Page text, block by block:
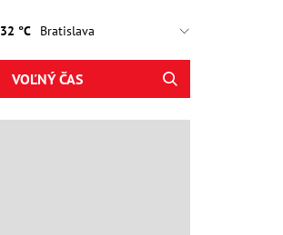
32 °C
VOĽNÝ ČAS